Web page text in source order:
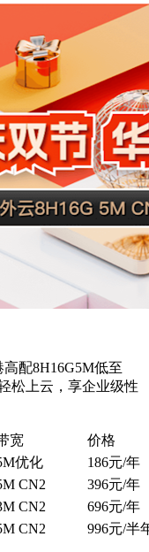
配8H16G5M低至
松上云，享企业级性
宽
价格
优化
186元/年
CN2
396元/年
CN2
696元/年
CN2 996元/半